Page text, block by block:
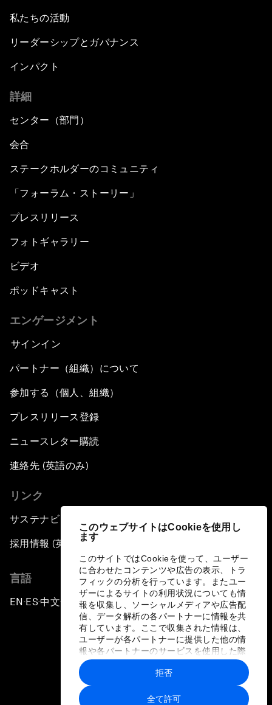
このウェブサイトはCookieを使用し
ます
このサイトではCookieを使って、ユーザー
に合わせたコンテンツや広告の表示、トラ
フィックの分析を行っています。またユー
ザーによるサイトの利用状況についても情
報を収集し、ソーシャルメディアや広告配
信、データ解析の各パートナーに情報を共
有しています。ここで収集された情報は、
ユーザーが各パートナーに提供した他の情
報や各パートナーのサービスを使用した際
に収集された情報と組み合わされ、各パー
トナーによって使用されることがありま
す。
全て許可
拒否
私たちの活動
リーダーシップとガバナンス
インパクト
詳細
センター（部門）
会合
ステークホルダーのコミュニティ
「フォーラム・ストーリー」
プレスリリース
フォトギャラリー
ビデオ
ポッドキャスト
エンゲージメント
サインイン
パートナー（組織）について
参加する（個人、組織）
プレスリリース登録
ニュースレター購読
連絡先 (英語のみ)
リンク
サステナビリティへの取り組み
採用情報 (英語のみ)
言語
EN ▪ES▪中文▪ 日本語
プライバシーポリシーと利用規約